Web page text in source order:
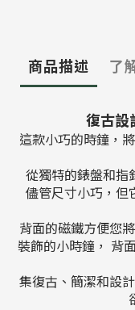
商品描述 了
復古設
這款小巧的時鐘 ，
從獨特的錶盤和指
儘管尺寸小巧，但
背面的磁鐵方便您
裝飾的小時鐘 ， 背
集復古、簡潔和設